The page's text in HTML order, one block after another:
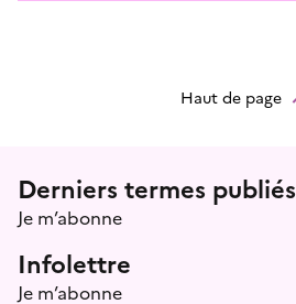
Haut de page
Menu prefooter
Derniers termes publiés
Je m’abonne
Infolettre
Je m’abonne